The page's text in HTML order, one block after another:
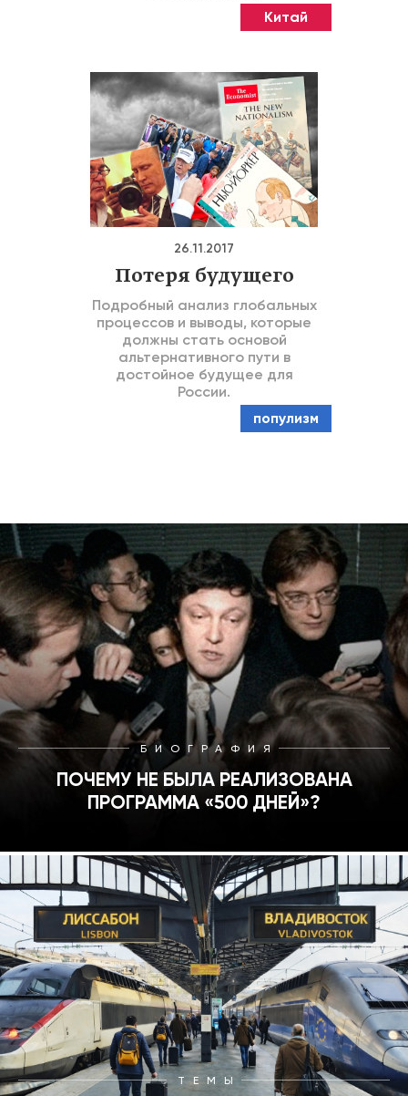
Китай
26.11.2017
Потеря будущего
Подробный анализ глобальных
процессов и выводы, которые
должны стать основой
альтернативного пути в
достойное будущее для
России.
популизм
БИОГРАФИЯ
ПОЧЕМУ НЕ БЫЛА РЕАЛИЗОВАНА
ПРОГРАММА «500 ДНЕЙ»?
ТЕМЫ